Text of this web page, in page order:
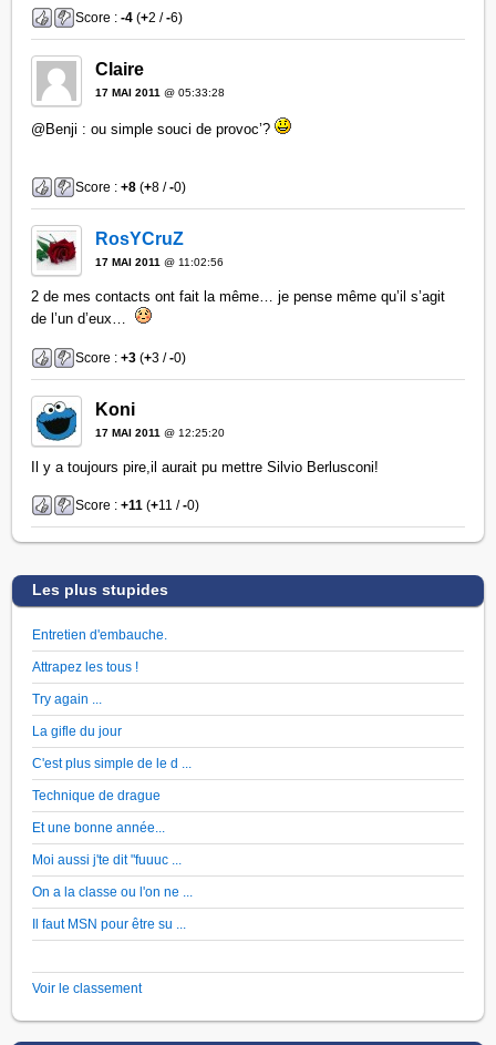
Score :-4 (+2 /-6)
Claire
17 MAI 2011 @ 05:33:28
@Benji : ou simple souci de provoc’?
Score :+8 (+8 /-0)
RosYCruZ
17 MAI 2011 @ 11:02:56
2 de mes contacts ont fait la même… je pense même qu’il s’agit
de l’un d’eux…
Score :+3 (+3 /-0)
Koni
17 MAI 2011 @ 12:25:20
Il y a toujours pire,il aurait pu mettre Silvio Berlusconi!
Score :+11 (+11 /-0)
Les plus stupides
Entretien d'embauche.
Attrapez les tous !
Try again ...
La gifle du jour
C'est plus simple de le d ...
Technique de drague
Et une bonne année...
Moi aussi j'te dit "fuuuc ...
On a la classe ou l'on ne ...
Il faut MSN pour être su ...
Voir le classement